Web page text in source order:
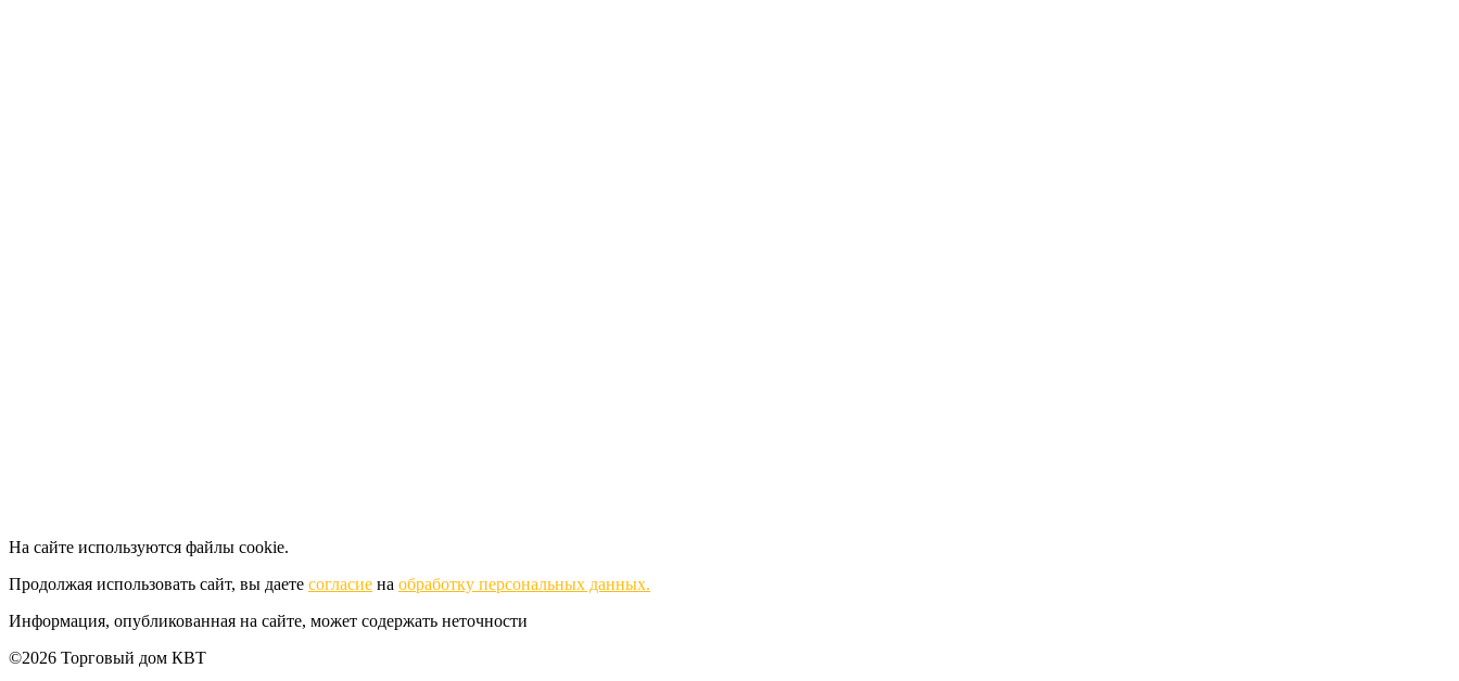
На сайте используются файлы cookie.
Продолжая использовать сайт, вы даете согласие на обработку персональных данных.
Информация, опубликованная на сайте, может содержать неточности
©2026 Торговый дом КВТ